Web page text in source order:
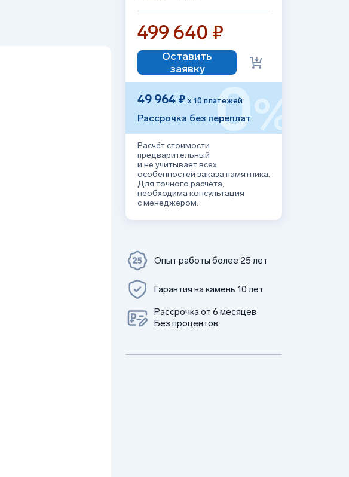
499 640 ₽
Оставить
заявку
49 964 ₽ х 10 платежей
Рассрочка без переплат
0%
Расчёт стоимости
предварительный
и не учитывает всех
особенностей заказа памятника.
Для точного расчёта,
необходима консультация
с менеджером.
Опыт работы более 25 лет
Гарантия на камень 10 лет
Рассрочка от 6 месяцев
Без процентов